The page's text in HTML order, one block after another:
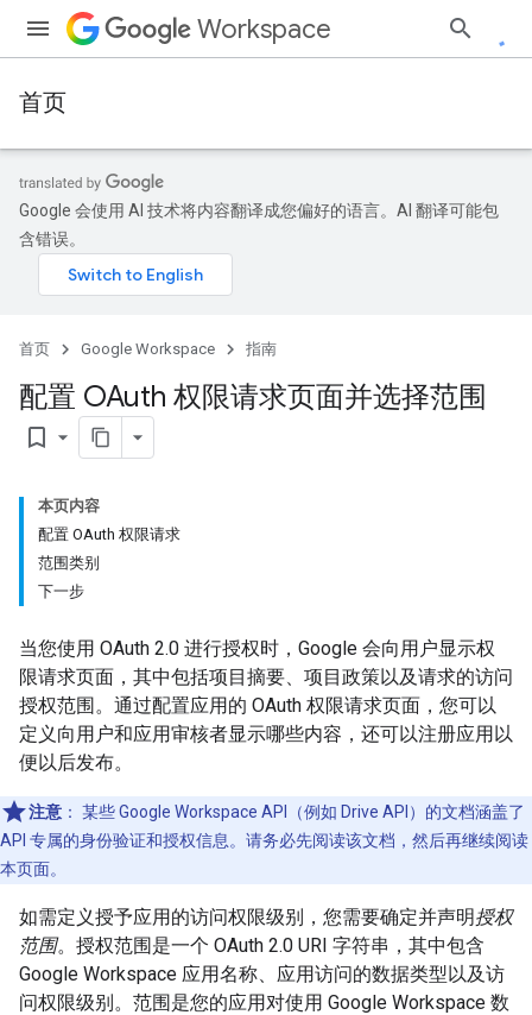
Workspace
首页
Google 会使用 AI 技术将内容翻译成您偏好的语言。AI 翻译可能包
含错误。
首页 Google Workspace 指南
配置 OAuth 权限请求页面并选择范围
bookmark_border
本页内容
配置 OAuth 权限请求
范围类别
下一步
当您使用 OAuth 2.0 进行授权时，Google 会向用户显示权
限请求页面，其中包括项目摘要、项目政策以及请求的访问
授权范围。通过配置应用的 OAuth 权限请求页面，您可以
定义向用户和应用审核者显示哪些内容，还可以注册应用以
便以后发布。
注意 ： 某些 Google Workspace API（例如 Drive API）的文档涵盖了
API 专属的身份验证和授权信息。请务必先阅读该文档，然后再继续阅读
本页面。
如需定义授予应用的访问权限级别，您需要确定并声明授权
范围。授权范围是一个 OAuth 2.0 URI 字符串，其中包含
Google Workspace 应用名称、应用访问的数据类型以及访
问权限级别。范围是您的应用对使用 Google Workspace 数